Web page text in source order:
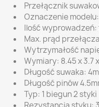
Przełącznik
Oznaczenie
Ilość
Max. prąd
Wytrzymałość
Wymiary: 8.45 x 3.7
Długość suwaka:
Długość pinów
Typ: 1 biegun 2 styki